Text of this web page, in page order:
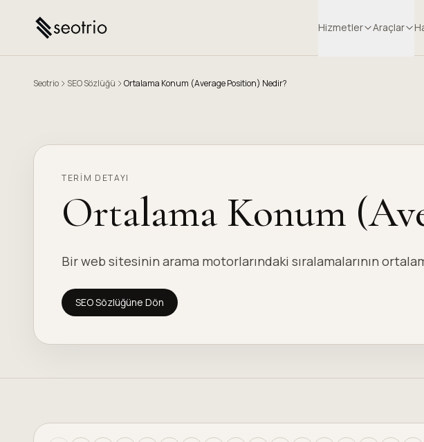
Hizmetler Araçlar
Seotrio SEO Sözlüğü Ortalama Konum (Average Position) Nedir?
TERIM DETAYI
Ortalama Konum
Bir web sitesinin arama motorlarındaki sıralamalarının
SEO Sözlüğüne Dön